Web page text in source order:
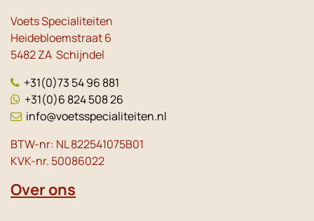
Voets Specialiteiten
Heidebloemstraat 6
5482 ZA Schijndel
+31(0)73 54 96 881
+31(0)6 824 508 26
info@voetsspecialiteiten.nl
BTW-nr: NL 822541075B01
KVK-nr. 50086022
Over ons